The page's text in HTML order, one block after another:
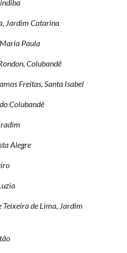
Jardim Catarina
Paula
Colubandê
Freitas, Santa Isabel
Colubandê
Alegre
de Lima, Jardim